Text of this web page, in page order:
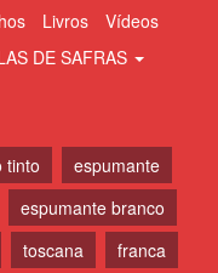
Livros
Vídeos
DE SAFRAS
tinto
espumante
espumante branco
toscana franca